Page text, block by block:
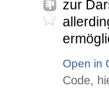
zur
Open in
Code,